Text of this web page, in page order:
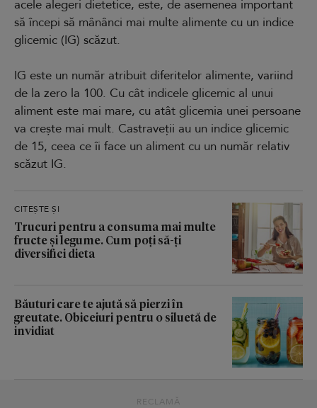
acele alegeri dietetice, este, de asemenea important
să începi să mânânci mai multe alimente cu un indice
glicemic (IG) scăzut.
IG este un număr atribuit diferitelor alimente, variind
de la zero la 100. Cu cât indicele glicemic al unui
aliment este mai mare, cu atât glicemia unei persoane
va crește mai mult. Castraveții au un indice glicemic
de 15, ceea ce îi face un aliment cu un număr relativ
scăzut IG.
CITEȘTE ȘI
Trucuri pentru a consuma mai multe
fructe și legume. Cum poți să-ți
diversifici dieta
Băuturi care te ajută să pierzi în
greutate. Obiceiuri pentru o siluetă de
invidiat
RECLAMĂ